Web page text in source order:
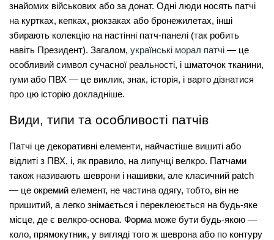
знайомих військових або за донат. Одні люди носять патчі
на куртках, кепках, рюкзаках або бронежилетах, інші
збирають колекцію на настінні патч-панелі (так робить
навіть Президент). Загалом, українські морал патчі — це
особливий символ сучасної реальності, і шматочок тканини,
гуми або ПВХ — це виклик, знак, історія, і варто дізнатися
про цю історію докладніше.
Види, типи та особливості патчів
Патчі це декоративні елементи, найчастіше вишиті або
відлиті з ПВХ, і, як правило, на липучці велкро. Патчами
також називають шеврони і нашивки, але класичний patch
— це окремий елемент, не частина одягу, тобто, він не
пришитий, а легко знімається і переклеюється на будь-яке
місце, де є велкро-основа. Форма може бути будь-якою —
коло, прямокутник, у вигляді того ж шеврона або по контуру